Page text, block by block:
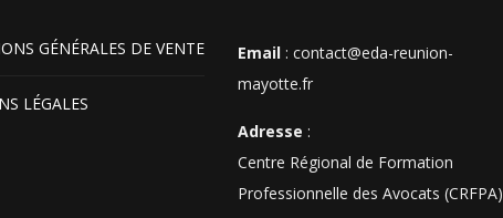
GÉNÉRALES DE VENTE
LÉGALES
Email : contact@eda-reunion-
mayotte.fr
Adresse :
Centre Régional de Formation
Professionnelle des Avocats (CRFPA)